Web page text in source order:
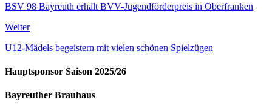
BSV 98 Bayreuth erhält BVV-Jugendförderpreis in Oberfranken
Weiter
U12-Mädels begeistern mit vielen schönen Spielzügen
Hauptsponsor Saison 2025/26
Bayreuther Brauhaus